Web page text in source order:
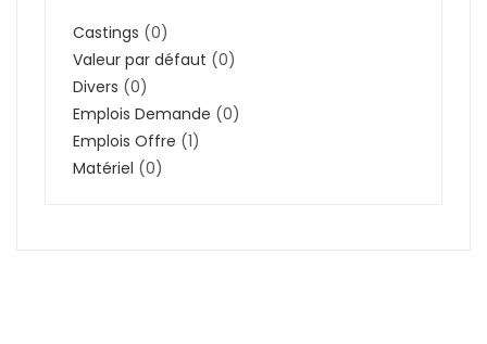
Castings (0)
Valeur par défaut (0)
Divers (0)
Emplois Demande (0)
Emplois Offre (1)
Matériel (0)